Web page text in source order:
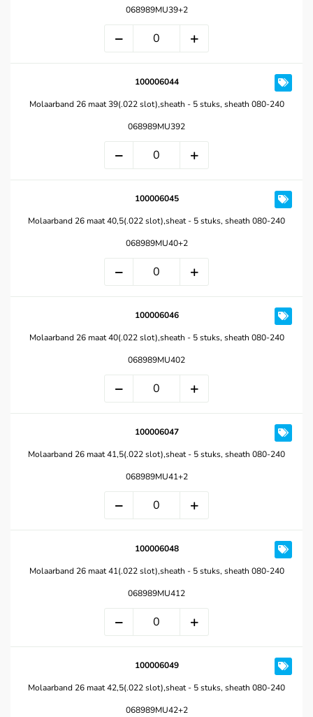
068989MU39+2
100006044
Molaarband 26 maat 39(.022 slot),sheath - 5 stuks, sheath 080-240
068989MU392
100006045
Molaarband 26 maat 40,5(.022 slot),sheat - 5 stuks, sheath 080-240
068989MU40+2
100006046
Molaarband 26 maat 40(.022 slot),sheath - 5 stuks, sheath 080-240
068989MU402
100006047
Molaarband 26 maat 41,5(.022 slot),sheat - 5 stuks, sheath 080-240
068989MU41+2
100006048
Molaarband 26 maat 41(.022 slot),sheath - 5 stuks, sheath 080-240
068989MU412
100006049
Molaarband 26 maat 42,5(.022 slot),sheat - 5 stuks, sheath 080-240
068989MU42+2